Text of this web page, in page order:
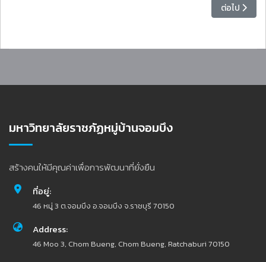
เนื้อหาถัดไ
ต่อไป
มหาวิทยาลัยราชภัฏหมู่บ้านจอมบึง
สร้างคนให้มีคุณค่าเพื่อการพัฒนาที่ยั่งยืน
ที่อยู่:
46 หมู่ 3 ต.จอมบึง อ.จอมบึง จ.ราชบุรี 70150
Address:
46 Moo 3, Chom Bueng, Chom Bueng, Ratchaburi 70150